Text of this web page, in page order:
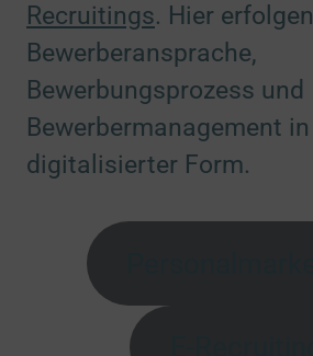
Recruitings. Hier erfolgen
Bewerberansprache,
Bewerbungsprozess und
Bewerbermanagement in
digitalisierter Form.